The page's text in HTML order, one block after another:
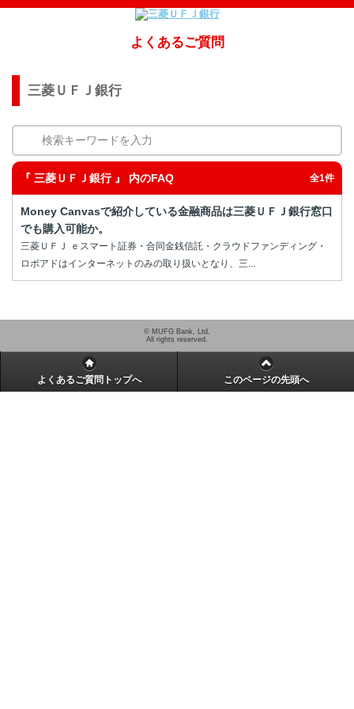
よくあるご質問
三菱ＵＦＪ銀行
検索キーワードを入力
『 三菱ＵＦＪ銀行 』 内のFAQ 全1件
Money Canvasで紹介している金融商品は三菱ＵＦＪ銀行窓口
でも購入可能か。
三菱ＵＦＪ ｅスマート証券・合同金銭信託・クラウドファンディング・
ロボアドはインターネットのみの取り扱いとなり、三...
© MUFG Bank, Ltd.
All rights reserved.
よくあるご質問トップへ このページの先頭へ